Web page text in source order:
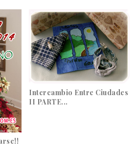
Intercambio Entre Ciudades
II PARTE...